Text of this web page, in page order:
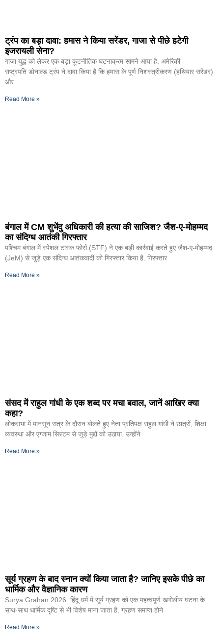
ट्रंप का बड़ा दावा: हमास ने किया सरेंडर, गाजा से पीछे हटेगी
इजरायली सेना?
गाजा युद्ध को लेकर एक बड़ा कूटनीतिक घटनाक्रम सामने आया है. अमेरिकी
राष्ट्रपति डोनाल्ड ट्रंप ने दावा किया है कि हमास के पूर्ण निशस्त्रीकरण (हथियार सरेंडर)
और
Read More »
बंगाल में CM शुभेंदु अधिकारी की हत्या की साजिश? जैश-ए-मोहम्मद
का संदिग्ध आतंकी गिरफ्तार
पश्चिम बंगाल में स्पेशल टास्क फोर्स (STF) ने एक बड़ी कार्रवाई करते हुए जैश-ए-मोहम्मद
(JeM) से जुड़े एक संदिग्ध आतंकवादी को गिरफ्तार किया है. गिरफ्तार
Read More »
संसद में राहुल गांधी के एक शब्द पर मचा बवाल, जानें आखिर क्या
कहा?
लोकसभा में मानसून सत्र के दौरान बोलते हुए नेता प्रतिपक्ष राहुल गांधी ने छात्रों, शिक्षा
व्यवस्था और एग्जाम सिस्टम से जुड़े मुद्दों को उठाया. उन्होंने
Read More »
सूर्य ग्रहण के बाद स्नान क्यों किया जाता है? जानिए इसके पीछे का
धार्मिक और वैज्ञानिक कारण
Surya Grahan 2026: हिंदू धर्म में सूर्य ग्रहण को एक महत्वपूर्ण खगोलीय घटना के
साथ-साथ धार्मिक दृष्टि से भी विशेष माना जाता है. ग्रहण समाप्त होने
Read More »